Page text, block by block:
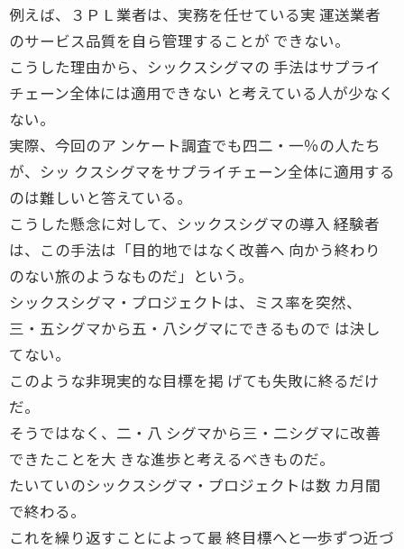
例えば、３ＰＬ業者は、実務を任せている実 運送業者
のサービス品質を自ら管理することが できない。
こうした理由から、シックスシグマの 手法はサプライ
チェーン全体には適用できない と考えている人が少なく
ない。
実際、今回のア ンケート調査でも四二・一％の人たち
が、シッ クスシグマをサプライチェーン全体に適用する
のは難しいと答えている。
こうした懸念に対して、シックスシグマの導入 経験者
は、この手法は「目的地ではなく改善へ 向かう終わり
のない旅のようなものだ」という。
シックスシグマ・プロジェクトは、ミス率を突然、
三・五シグマから五・八シグマにできるもので は決し
てない。
このような非現実的な目標を掲 げても失敗に終るだけ
だ。
そうではなく、二・八 シグマから三・二シグマに改善
できたことを大 きな進歩と考えるべきものだ。
たいていのシックスシグマ・プロジェクトは数 カ月間
で終わる。
これを繰り返すことによって最 終目標へと一歩ずつ近づ